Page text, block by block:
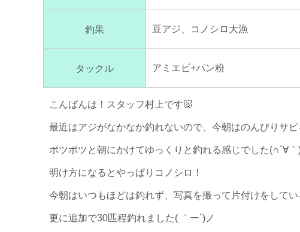
釣果 豆アジ、コノシロ大漁
タックル アミエビ+パン粉
こんばんは！スタッフ村上です🐷
最近はアジがなかなか釣れないので、今朝はのんびりサビ
ポツポツと朝にかけてゆっくりと釣れる感じでした(∩´∀
明け方になるとやっぱりコノシロ！
今朝はいつもほどは釣れず、写真を撮って片付けをして
更に追加で30匹程釣れました( ｀ー´)ノ